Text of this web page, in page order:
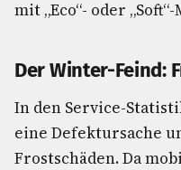
mit „Eco“- oder
Der Winter-Feind:
In den Service-
eine Defektursache
Frostschäden. Da